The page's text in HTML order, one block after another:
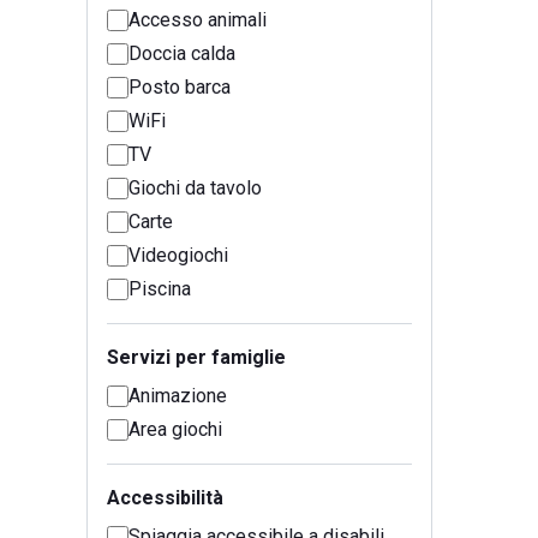
Accesso animali
Doccia calda
Posto barca
WiFi
TV
Giochi da tavolo
Carte
Videogiochi
Piscina
Servizi per famiglie
Animazione
Area giochi
Accessibilità